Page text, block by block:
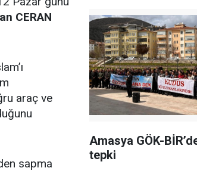
CERAN
araç ve
sapma
Amasya GÖK-
tepki